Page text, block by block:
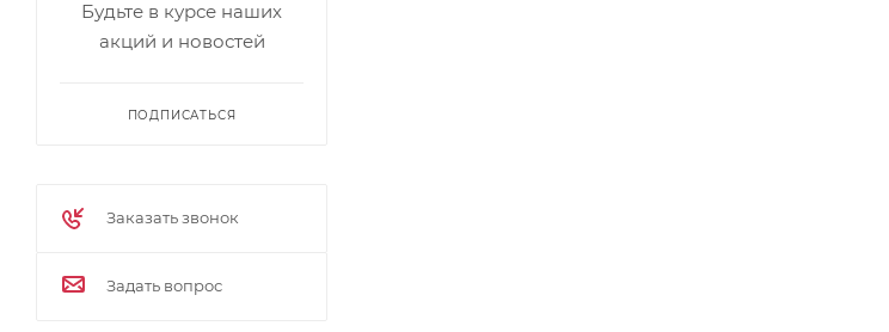
Будьте в курсе наших
акций и новостей
ПОДПИСАТЬСЯ
Заказать звонок
Задать вопрос